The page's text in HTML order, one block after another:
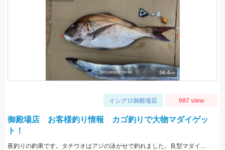
イシグロ御殿場店 987 view
御殿場店 お客様釣り情報 カゴ釣りで大物マダイゲッ
ト！
夜釣りの釣果です。タチウオはアジの泳がせで釣れました。良型マダイおめでとうございます。